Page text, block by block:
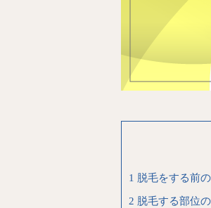
1 脱毛をする前
2 脱毛する部位